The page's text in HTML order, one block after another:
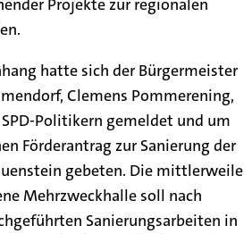
Projekte zur regionalen
hatte sich der Bürgermeister
Clemens Pommerening,
Politikern gemeldet und um
Förderantrag zur Sanierung der
gebeten. Die mittlerweile
Mehrzweckhalle soll nach
Sanierungsarbeiten in